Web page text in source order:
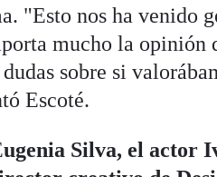
"Esto nos ha venido
mucho la opinión
sobre si
Escoté.
ugenia Silva, el actor